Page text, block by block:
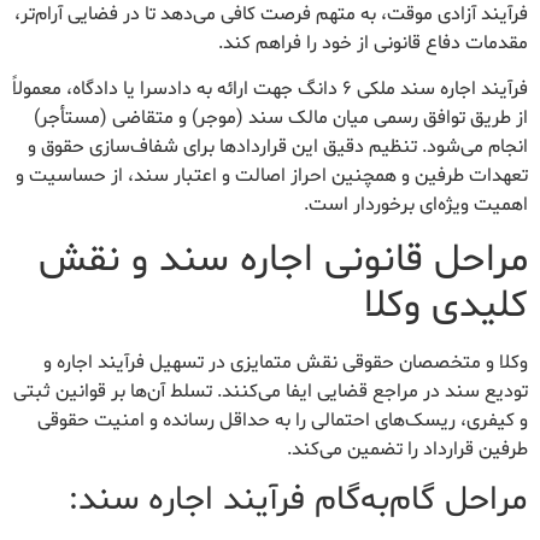
فرآیند آزادی موقت، به متهم فرصت کافی می‌دهد تا در فضایی آرام‌تر،
مقدمات دفاع قانونی از خود را فراهم کند.
فرآیند اجاره سند ملکی ۶ دانگ جهت ارائه به دادسرا یا دادگاه، معمولاً
از طریق توافق رسمی میان مالک سند (موجر) و متقاضی (مستأجر)
انجام می‌شود. تنظیم دقیق این قراردادها برای شفاف‌سازی حقوق و
تعهدات طرفین و همچنین احراز اصالت و اعتبار سند، از حساسیت و
اهمیت ویژه‌ای برخوردار است.
مراحل قانونی اجاره سند و نقش
کلیدی وکلا
وکلا و متخصصان حقوقی نقش متمایزی در تسهیل فرآیند اجاره و
تودیع سند در مراجع قضایی ایفا می‌کنند. تسلط آن‌ها بر قوانین ثبتی
و کیفری، ریسک‌های احتمالی را به حداقل رسانده و امنیت حقوقی
طرفین قرارداد را تضمین می‌کند.
مراحل گام‌به‌گام فرآیند اجاره سند: